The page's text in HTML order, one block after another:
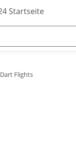
Dart Flights